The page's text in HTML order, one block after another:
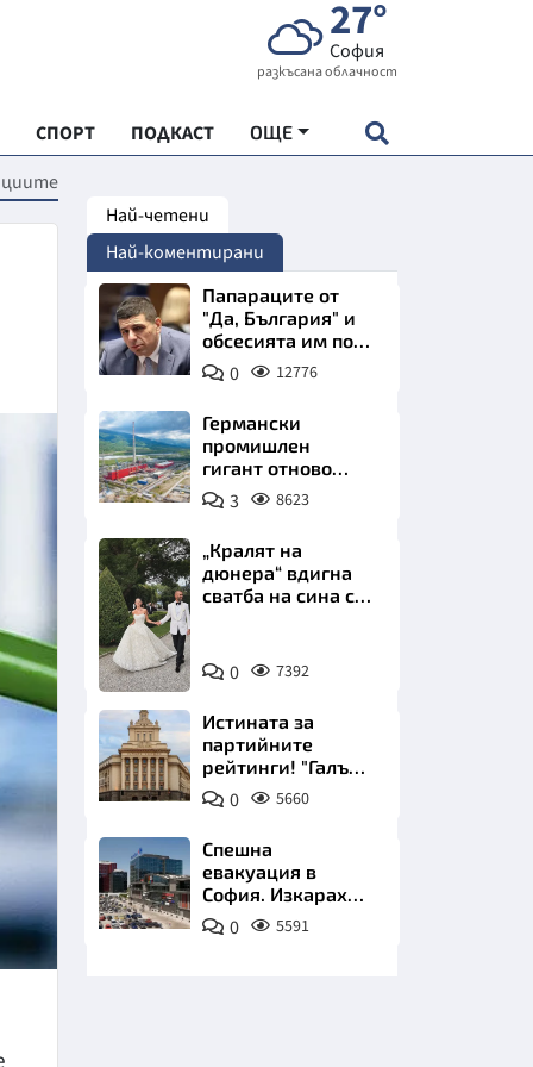
27°
София
разкъсана облачност
СПОРТ ПОДКАСТ ОЩЕ
"ЧУДЕСАТА НА БЪЛГАРИЯ"
ХРАНА
Най-четени
Най-коментирани
Папараците от
"Да, България" и
обсесията им по
Пеевски
0 12776
Германски
промишлен
гигант отново
позлатява наш
град
3 8623
Снимка:
Инстаграм
„Кралят на
дюнера“ вдигна
сватба на сина си
Комо
0 7392
Истината за
партийните
рейтинги! "Галъп"
разби митовете
0 5660
Спешна
евакуация в
София. Изкараха
хиляди на
улицата
0 5591